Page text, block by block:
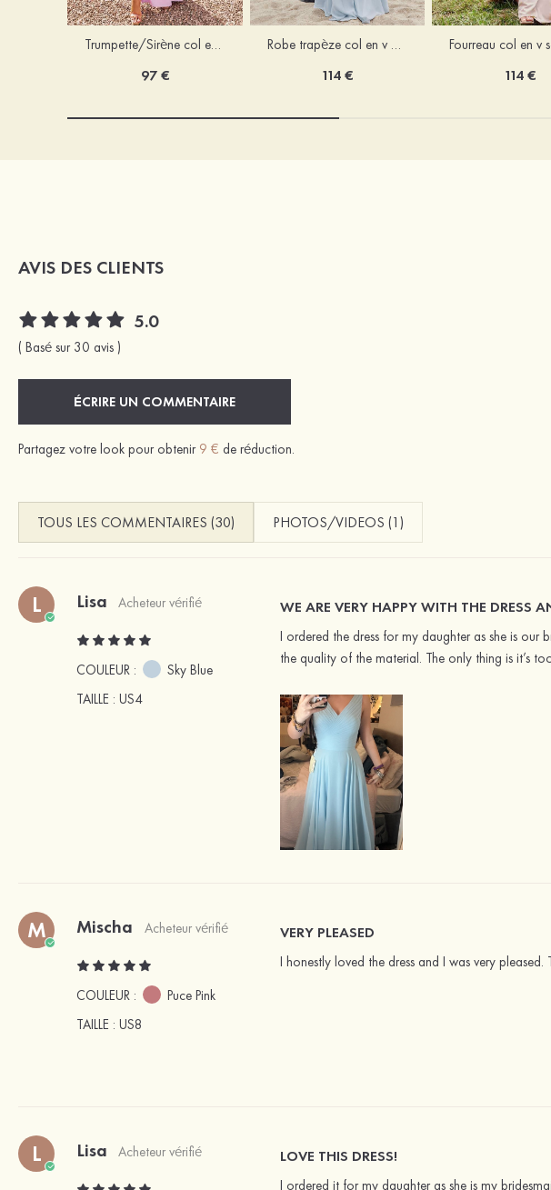
Trumpette/Sirène col en v jersey ras du sol robe de demoiselle d'honneur
97 €
Robe trapèze col en v mousseline ras du sol robe de demoiselle d'honneur
114 € 114 €
AVIS DES CLIENTS
5.0
( Basé sur 30 avis )
ÉCRIRE UN COMMENTAIRE
Partagez votre look pour obtenir 9 € de réduction.
TOUS LES COMMENTAIRES (30) PHOTOS/VIDEOS (1)
L Lisa Acheteur vérifié
COULEUR :
Sky Blue
TAILLE : US4
WE ARE VERY HAPPY WITH THE DRESS
I ordered the dress for my daughter as she is
the quality of the material. The only thing is it’s
M Mischa Acheteur vérifié
COULEUR :
Puce Pink
TAILLE : US8
VERY PLEASED
I honestly loved the dress and I was very
L Lisa Acheteur vérifié LOVE THIS DRESS!
I ordered it for my daughter as she is my